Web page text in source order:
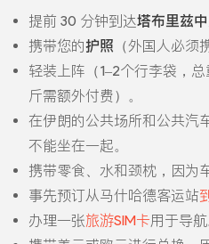
提前 30 分钟到达塔布里兹
携带您的护照 （外国人必须
轻装上阵（1–2个行李袋，
斤需额外付费）。
在伊朗的公共场所和公共汽
不能坐在一起。
携带零食、水和颈枕，因为
事先预订从马什哈德客运站
办理一张旅游SIM卡用于导航